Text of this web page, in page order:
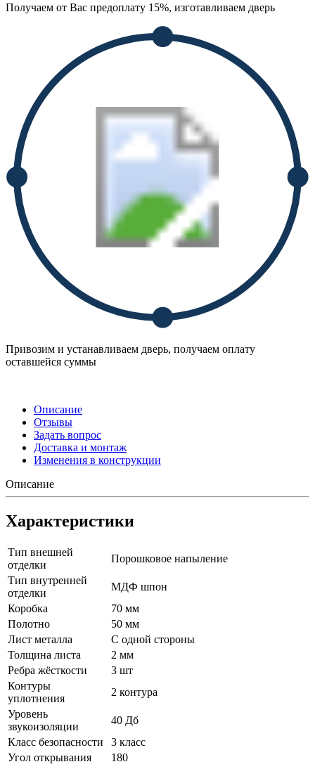
Получаем от Вас предоплату 15%, изготавливаем дверь
Привозим и устанавливаем дверь, получаем оплату
оставшейся суммы
Описание
Отзывы
Задать вопрос
Доставка и монтаж
Изменения в конструкции
Описание
Характеристики
Тип внешней
отделки
Порошковое напыление
Тип внутренней
отделки
МДФ шпон
Коробка
70 мм
Полотно
50 мм
Лист металла
С одной стороны
Толщина листа
2 мм
Ребра жёсткости
3 шт
Контуры
уплотнения
2 контура
Уровень
звукоизоляции
40 Дб
Класс безопасности
3 класс
Угол открывания
180